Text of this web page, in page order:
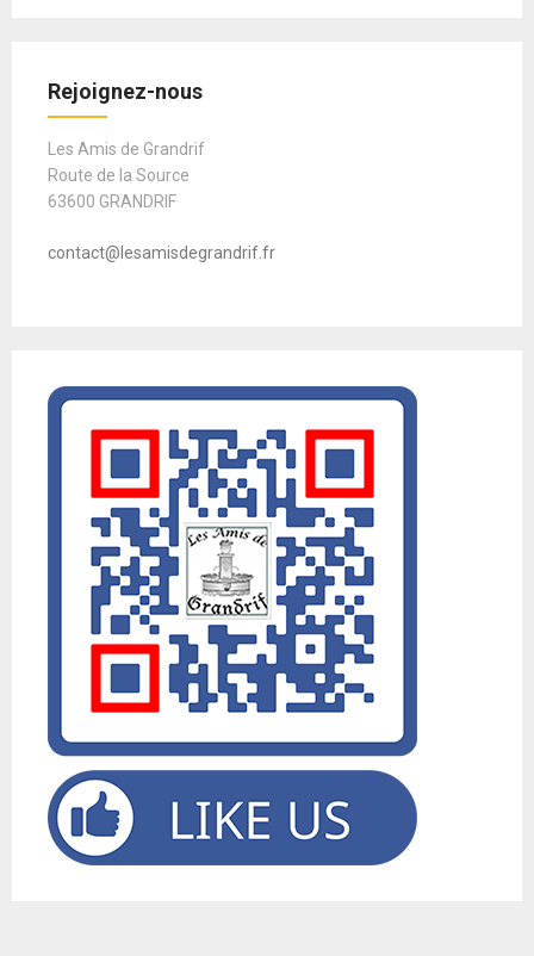
Rejoignez-nous
Les Amis de Grandrif
Route de la Source
63600 GRANDRIF
contact@lesamisdegrandrif.fr